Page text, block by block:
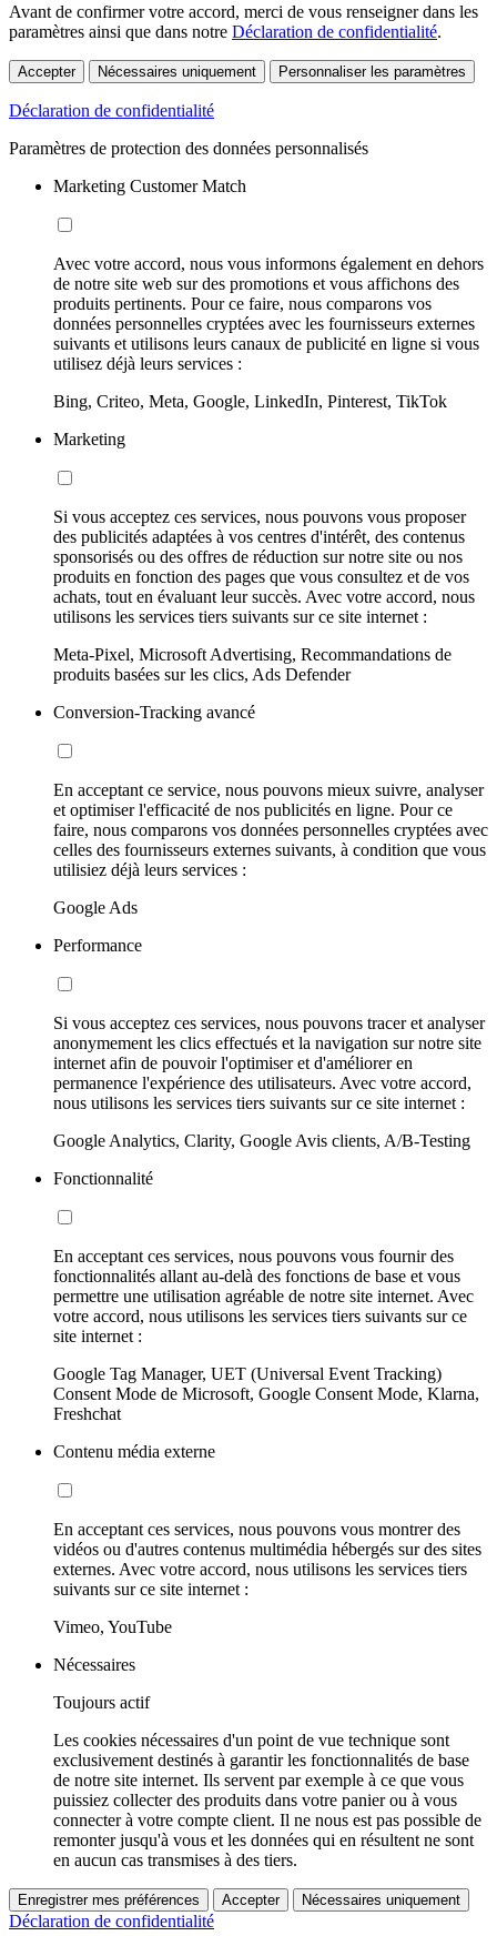
Avant de confirmer votre accord, merci de vous renseigner dans les
paramètres ainsi que dans notre Déclaration de confidentialité.
Accepter Nécessaires uniquement Personnaliser les paramètres
Déclaration de confidentialité
Paramètres de protection des données personnalisés
Marketing Customer Match
Avec votre accord, nous vous informons également en dehors
de notre site web sur des promotions et vous affichons des
produits pertinents. Pour ce faire, nous comparons vos
données personnelles cryptées avec les fournisseurs externes
suivants et utilisons leurs canaux de publicité en ligne si vous
utilisez déjà leurs services :
Bing, Criteo, Meta, Google, LinkedIn, Pinterest, TikTok
Marketing
Si vous acceptez ces services, nous pouvons vous proposer
des publicités adaptées à vos centres d'intérêt, des contenus
sponsorisés ou des offres de réduction sur notre site ou nos
produits en fonction des pages que vous consultez et de vos
achats, tout en évaluant leur succès. Avec votre accord, nous
utilisons les services tiers suivants sur ce site internet :
Meta-Pixel, Microsoft Advertising, Recommandations de
produits basées sur les clics, Ads Defender
Conversion-Tracking avancé
En acceptant ce service, nous pouvons mieux suivre, analyser
et optimiser l'efficacité de nos publicités en ligne. Pour ce
faire, nous comparons vos données personnelles cryptées avec
celles des fournisseurs externes suivants, à condition que vous
utilisiez déjà leurs services :
Google Ads
Performance
Si vous acceptez ces services, nous pouvons tracer et analyser
anonymement les clics effectués et la navigation sur notre site
internet afin de pouvoir l'optimiser et d'améliorer en
permanence l'expérience des utilisateurs. Avec votre accord,
nous utilisons les services tiers suivants sur ce site internet :
Google Analytics, Clarity, Google Avis clients, A/B-Testing
Fonctionnalité
En acceptant ces services, nous pouvons vous fournir des
fonctionnalités allant au-delà des fonctions de base et vous
permettre une utilisation agréable de notre site internet. Avec
votre accord, nous utilisons les services tiers suivants sur ce
site internet :
Google Tag Manager, UET (Universal Event Tracking)
Consent Mode de Microsoft, Google Consent Mode, Klarna,
Freshchat
Contenu média externe
En acceptant ces services, nous pouvons vous montrer des
vidéos ou d'autres contenus multimédia hébergés sur des sites
externes. Avec votre accord, nous utilisons les services tiers
suivants sur ce site internet :
Vimeo, YouTube
Nécessaires
Toujours actif
Les cookies nécessaires d'un point de vue technique sont
exclusivement destinés à garantir les fonctionnalités de base
de notre site internet. Ils servent par exemple à ce que vous
puissiez collecter des produits dans votre panier ou à vous
connecter à votre compte client. Il ne nous est pas possible de
remonter jusqu'à vous et les données qui en résultent ne sont
en aucun cas transmises à des tiers.
Enregistrer mes préférences Accepter Nécessaires uniquement
Déclaration de confidentialité